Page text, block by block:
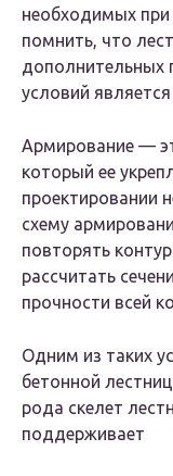
необходимых при
помнить, что
дополнительных
условий
Армирование —
который ее
проектировании
схему
повторять
рассчитать
прочности всей
Одним из таких
бетонной
рода скелет
поддерживает